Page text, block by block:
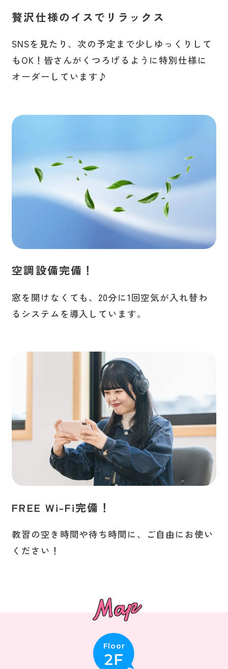
贅沢仕様のイスでリラックス
SNSを見たり、次の予定まで少しゆっくりして
もOK！皆さんがくつろげるように特別仕様に
オーダーしています♪
空調設備完備！
窓を開けなくても、20分に1回空気が入れ替わ
るシステムを導入しています。
FREE Wi-Fi完備！
教習の空き時間や待ち時間に、ご自由にお使い
ください！
Floor
2F